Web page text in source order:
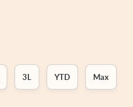
3L YTD Max